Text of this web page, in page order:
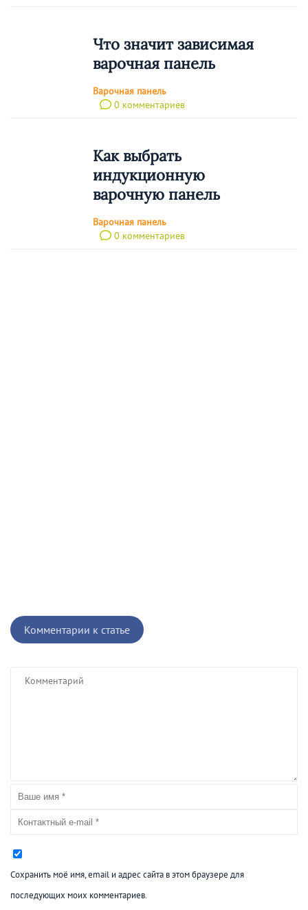
Что значит зависимая
варочная панель
Варочная панель
0 комментариев
Как выбрать
индукционную
варочную панель
Варочная панель
0 комментариев
Комментарии к статье
Сохранить моё имя, email и адрес сайта в этом браузере для
последующих моих комментариев.